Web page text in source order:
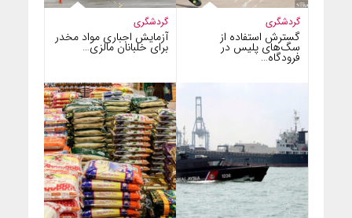
گردشگری
آزمایش اجباری مواد مخدر
برای خلبانان مالزی…
گردشگری
گسترش استفاده از
سگ‌های پلیس در
فرودگاه…